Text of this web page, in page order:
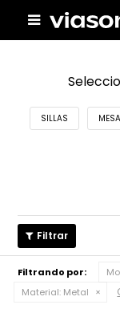

SILLAS
Filtrando por:
Material: Metal